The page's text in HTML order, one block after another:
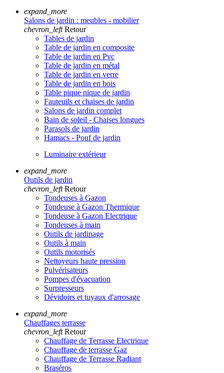
expand_more
Salons de jardin : meubles - mobilier
chevron_left Retour
Tables de jardin
Table de jardin en composite
Table de jardin en Pvc
Table de jardin en métal
Table de jardin en verre
Table de jardin en bois
Table pique nique de jardin
Fauteuils et chaises de jardin
Salons de jardin complet
Bain de soleil - Chaises longues
Parasols de jardin
Hamacs - Pouf de jardin
Luminaire extérieur
expand_more
Outils de jardin
chevron_left Retour
Tondeuses à Gazon
Tondeuse à Gazon Thermique
Tondeuse à Gazon Electrique
Tondeuses à main
Outils de jardinage
Outils à main
Outils motorisés
Nettoyeurs haute pression
Pulvérisateurs
Pompes d'évacuation
Surpresseurs
Dévidoirs et tuyaux d'arrosage
expand_more
Chauffages terrasse
chevron_left Retour
Chauffage de Terrasse Electrique
Chauffage de terrasse Gaz
Chauffage de Terrasse Radiant
Braséros